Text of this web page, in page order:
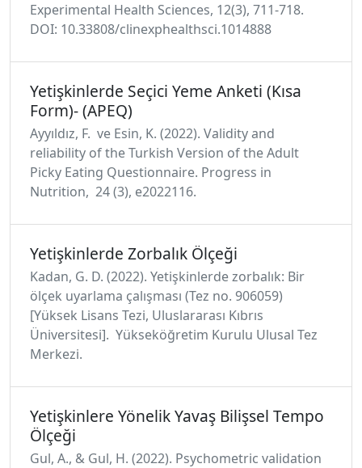
Experimental Health Sciences, 12(3), 711-718.
DOI: 10.33808/clinexphealthsci.1014888
Yetişkinlerde Seçici Yeme Anketi (Kısa
Form)- (APEQ)
Ayyıldız, F. ve Esin, K. (2022). Validity and
reliability of the Turkish Version of the Adult
Picky Eating Questionnaire. Progress in
Nutrition, 24 (3), e2022116.
Yetişkinlerde Zorbalık Ölçeği
Kadan, G. D. (2022). Yetişkinlerde zorbalık: Bir
ölçek uyarlama çalışması (Tez no. 906059)
[Yüksek Lisans Tezi, Uluslararası Kıbrıs
Üniversitesi]. Yükseköğretim Kurulu Ulusal Tez
Merkezi.
Yetişkinlere Yönelik Yavaş Bilişsel Tempo
Ölçeği
Gul, A., & Gul, H. (2022). Psychometric validation